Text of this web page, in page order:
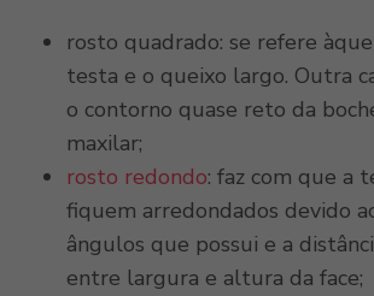
rosto quadrado: se refere
testa e o queixo largo. Outra
o contorno quase reto da
maxilar;
rosto redondo: faz com que a
fiquem arredondados devido
ângulos que possui e a
entre largura e altura da face;